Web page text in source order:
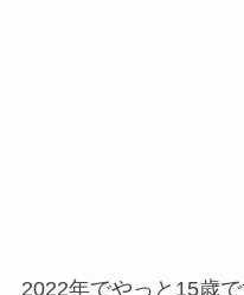
2022年でやっと15歳